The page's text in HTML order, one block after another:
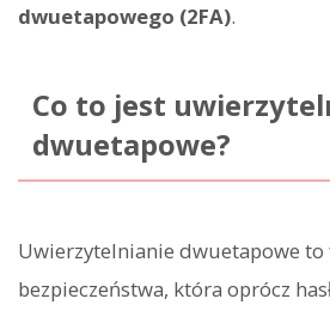
dwuetapowego (2FA).
Co to jest
dwuetapowe?
Uwierzytelnianie dwuetapowe to
bezpieczeństwa, która oprócz